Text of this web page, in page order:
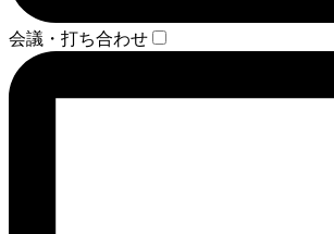
会議・打ち合わせ